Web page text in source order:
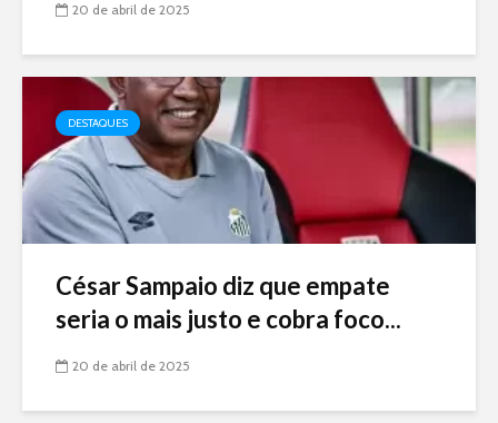
20 de abril de 2025
DESTAQUES
César Sampaio diz que empate
seria o mais justo e cobra foco...
20 de abril de 2025